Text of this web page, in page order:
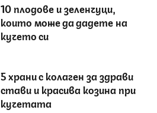
10 плодове и зеленчуци,
които може да дадете на
кучето си
5 храни с колаген за здрави
стави и красива козина при
кучетата